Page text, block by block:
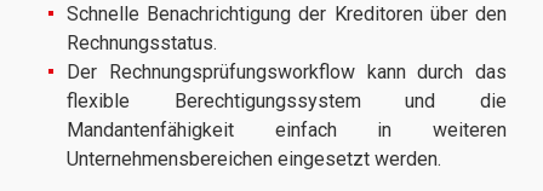
Schnelle Benachrichtigung der Kreditoren über den
Rechnungsstatus.
Der Rechnungsprüfungsworkflow kann durch das
flexible Berechtigungssystem und die
Mandantenfähigkeit einfach in weiteren
Unternehmensbereichen eingesetzt werden.